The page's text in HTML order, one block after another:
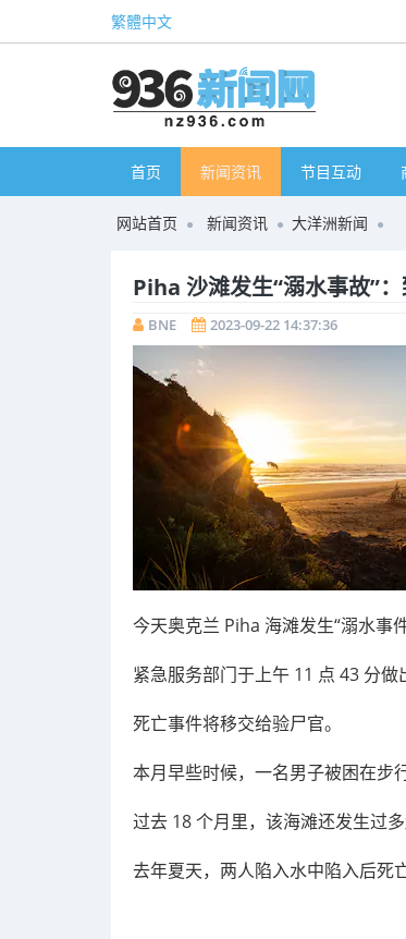
繁體中文
首页 新闻资讯 节目互动
网站首页 新闻资讯 大洋洲新闻
Piha 沙滩发生“溺水事故”
BNE 2023-09-22 14:37:36
今天奥克兰 Piha 海滩发生“溺水事
紧急服务部门于上午 11 点 43 分
死亡事件将移交给验尸官。
本月早些时候，一名男子被困在步
过去 18 个月里，该海滩还发生过多
去年夏天， 两人陷入水中陷入后死